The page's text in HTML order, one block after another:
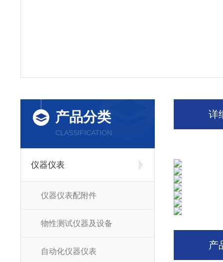
产品分类
CLASSIFICATION
仪器仪表
仪器仪表配附件
物性测试仪器及设备
自动化仪器仪表
详
产